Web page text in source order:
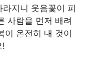
지니 웃음꽃이 피
사람을 먼저 배려
이 온전히 내 것이
!